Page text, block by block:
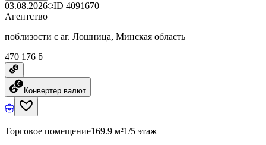
03.08.2026 ID 4091670
Агентство
поблизости с аг. Лошница, Минская область
470 176 ƃ
Конвертер валют
Торговое помещение169.9 м²1/5 этаж